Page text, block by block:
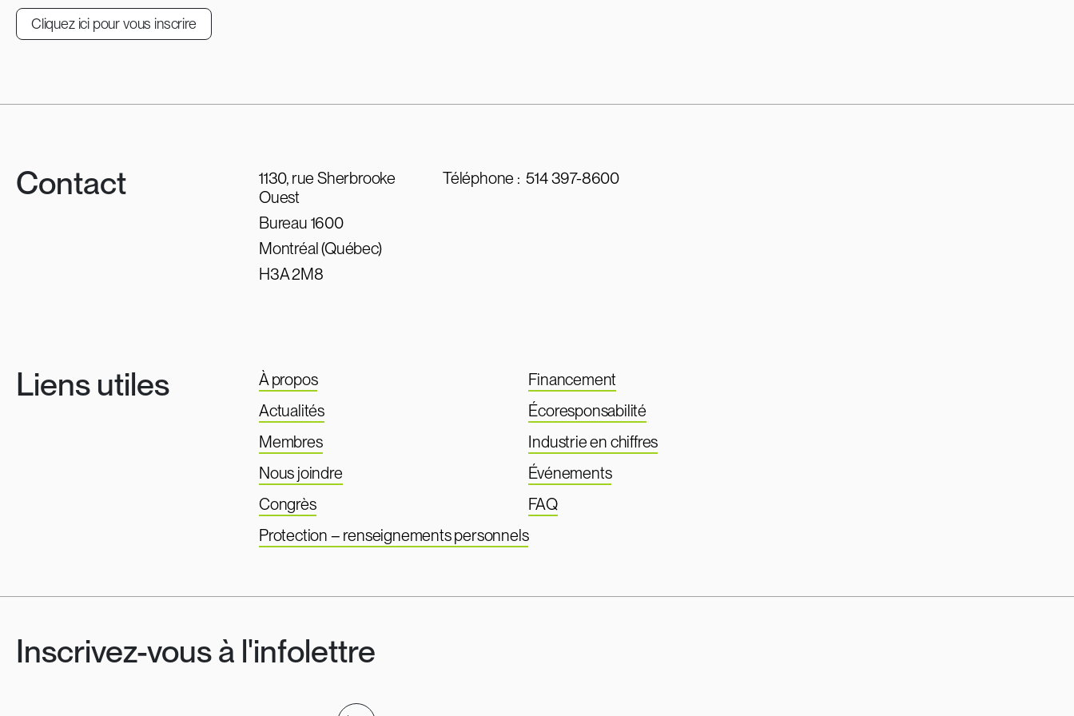
Cliquez ici pour vous inscrire
Contact
1130, rue Sherbrooke
Ouest
Bureau 1600
Montréal (Québec)
H3A 2M8
Téléphone :514 397-8600
Liens utiles
À propos
Actualités
Membres
Nous joindre
Congrès
Protection – renseignements personnels
Financement
Écoresponsabilité
Industrie en chiffres
Événements
FAQ
Inscrivez-vous à l'infolettre